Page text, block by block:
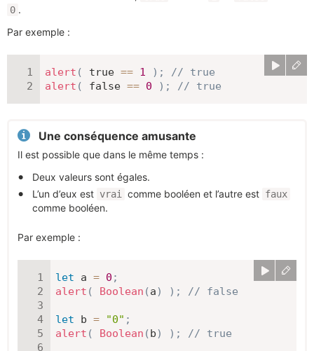
0 .
Par exemple :
alert ( true == 1 ) ;
// true
alert ( false == 0 ) ; // true
Une conséquence amusante
Il est possible que dans le même temps :
Deux valeurs sont égales.
L’un d’eux est vrai comme booléen et l’autre est faux
comme booléen.
Par exemple :
let a = 0 ;
alert ( Boolean (a) ) ; // false
let b = "0" ;
alert ( Boolean (b) ) ; // true